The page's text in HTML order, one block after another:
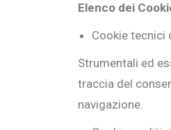
Elenco dei
Cookie tecnici
Strumentali ed
traccia del
navigazione.